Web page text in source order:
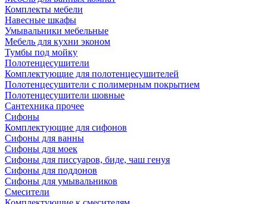
Комплекты мебели
Навесные шкафы
Умывальники мебельные
Мебель для кухни эконом
Тумбы под мойку
Полотенцесушители
Комплектующие для полотенцесушителей
Полотенцесушители с полимерным покрытием
Полотенцесушители шовные
Сантехника прочее
Сифоны
Комплектующие для сифонов
Сифоны для ванны
Сифоны для моек
Сифоны для писсуаров, биде, чаш генуя
Сифоны для поддонов
Сифоны для умывальников
Смесители